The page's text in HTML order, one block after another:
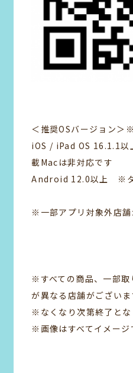
＜推奨OSバージョン＞
iOS / iPad OS 16.1.1
載Macは非対応です
Android 12.0以上 ※タ
※一部アプリ対象外店舗
※すべての商品、一部
が異なる店舗がございま
※なくなり次第終了とな
※画像はすべてイメージ